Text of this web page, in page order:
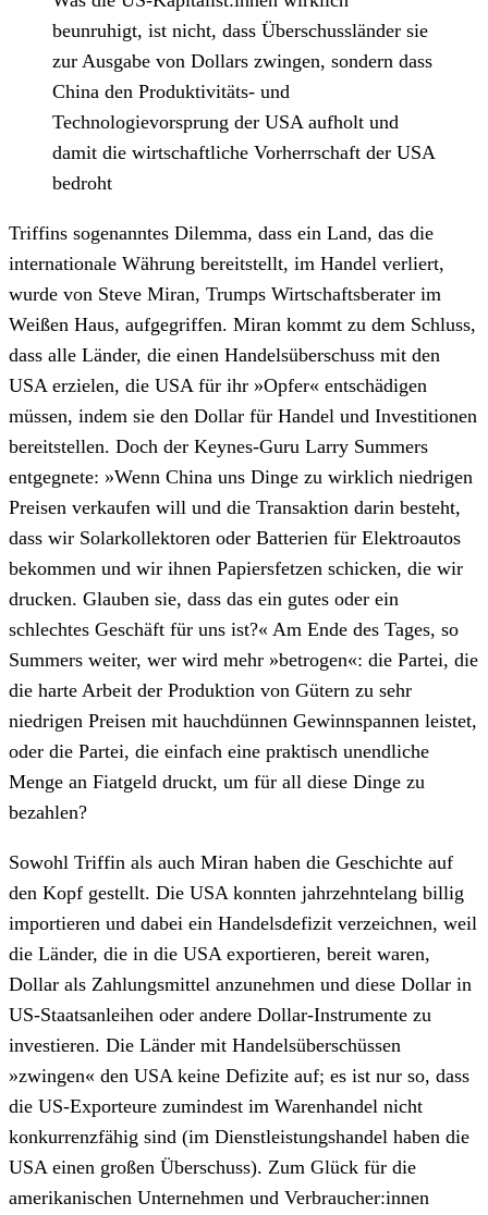
beunruhigt, ist nicht, dass Überschussländer sie
zur Ausgabe von Dollars zwingen, sondern dass
China den Produktivitäts- und
Technologievorsprung der USA aufholt und
damit die wirtschaftliche Vorherrschaft der USA
bedroht
Triffins sogenanntes Dilemma, dass ein Land, das die
internationale Währung bereitstellt, im Handel verliert,
wurde von Steve Miran, Trumps Wirtschaftsberater im
Weißen Haus, aufgegriffen. Miran kommt zu dem Schluss,
dass alle Länder, die einen Handelsüberschuss mit den
USA erzielen, die USA für ihr »Opfer« entschädigen
müssen, indem sie den Dollar für Handel und Investitionen
bereitstellen. Doch der Keynes-Guru Larry Summers
entgegnete: »Wenn China uns Dinge zu wirklich niedrigen
Preisen verkaufen will und die Transaktion darin besteht,
dass wir Solarkollektoren oder Batterien für Elektroautos
bekommen und wir ihnen Papiersfetzen schicken, die wir
drucken. Glauben sie, dass das ein gutes oder ein
schlechtes Geschäft für uns ist?« Am Ende des Tages, so
Summers weiter, wer wird mehr »betrogen«: die Partei, die
die harte Arbeit der Produktion von Gütern zu sehr
niedrigen Preisen mit hauchdünnen Gewinnspannen leistet,
oder die Partei, die einfach eine praktisch unendliche
Menge an Fiatgeld druckt, um für all diese Dinge zu
bezahlen?
Sowohl Triffin als auch Miran haben die Geschichte auf
den Kopf gestellt. Die USA konnten jahrzehntelang billig
importieren und dabei ein Handelsdefizit verzeichnen, weil
die Länder, die in die USA exportieren, bereit waren,
Dollar als Zahlungsmittel anzunehmen und diese Dollar in
US-Staatsanleihen oder andere Dollar-Instrumente zu
investieren. Die Länder mit Handelsüberschüssen
»zwingen« den USA keine Defizite auf; es ist nur so, dass
die US-Exporteure zumindest im Warenhandel nicht
konkurrenzfähig sind (im Dienstleistungshandel haben die
USA einen großen Überschuss). Zum Glück für die
amerikanischen Unternehmen und Verbraucher:innen